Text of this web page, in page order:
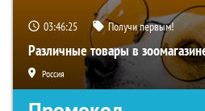
03:46:24 Получи первым!
Различные товары в
Россия